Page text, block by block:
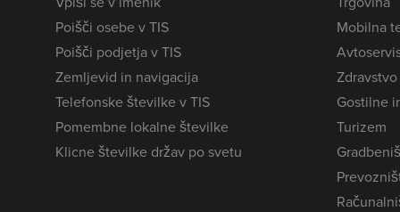
Poišči osebe v TIS
Poišči podjetja v TIS
Zemljevid in navigacija
Telefonske številke v TIS
Pomembne lokalne številke
Klicne številke držav po svetu
Mobilna
Zdravstvo
Gostilne
Turizem